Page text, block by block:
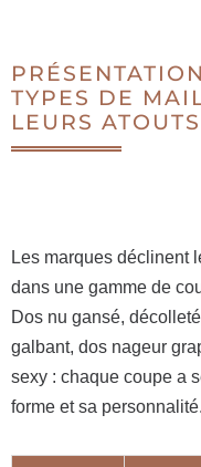
TYPES DE
LEURS ATOUTS
Les marques déclinent
dans une gamme de
Dos nu gansé,
galbant, dos nageur
sexy : chaque coupe a
forme et sa personnalité.